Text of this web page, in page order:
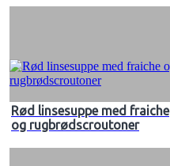
Rød linsesuppe med fraiche
og rugbrødscroutoner